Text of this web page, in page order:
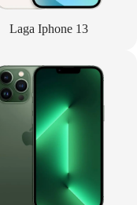
Laga Iphone 13